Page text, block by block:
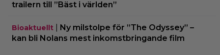
trailern till ”Bäst i världen”
Bioaktuellt
Ny milstolpe för ”The Odyssey” –
kan bli Nolans mest inkomstbringande film